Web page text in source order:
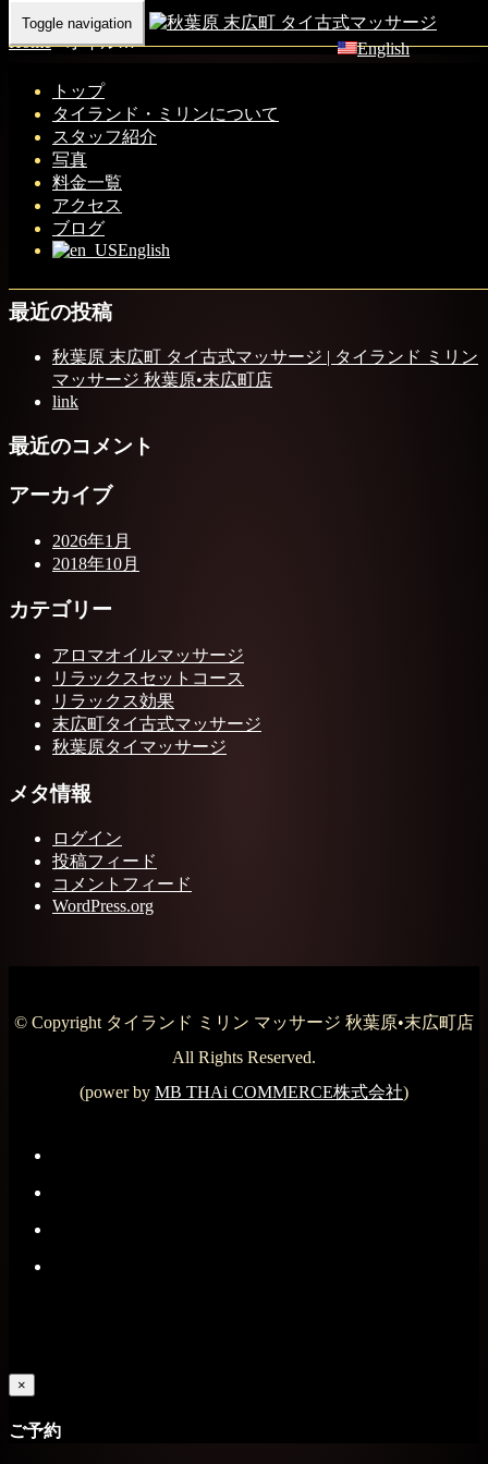
English
Toggle navigation
トップ
タイランド・ミリンについて
スタッフ紹介
写真
料金一覧
アクセス
ブログ
English
Home-オイル…
オイルマッサージには、通常のオイルを使用したコースと温
感オイルを使用したコースがあり
最近の投稿
秋葉原 末広町 タイ古式マッサージ | タイランド ミリン
マッサージ 秋葉原•末広町店
link
最近のコメント
アーカイブ
2026年1月
2018年10月
カテゴリー
アロマオイルマッサージ
リラックスセットコース
リラックス効果
末広町タイ古式マッサージ
秋葉原タイマッサージ
メタ情報
ログイン
投稿フィード
コメントフィード
WordPress.org
© Copyright タイランド ミリン マッサージ 秋葉原•末広町店
All Rights Reserved.
(power by MB THAi COMMERCE株式会社)
×
ご予約